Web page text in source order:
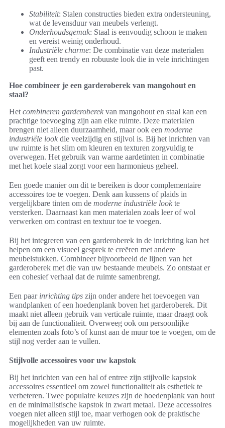
Stabiliteit: Stalen constructies bieden extra ondersteuning,
wat de levensduur van meubels verlengt.
Onderhoudsgemak: Staal is eenvoudig schoon te maken
en vereist weinig onderhoud.
Industriële charme: De combinatie van deze materialen
geeft een trendy en robuuste look die in vele inrichtingen
past.
Hoe combineer je een garderoberek van mangohout en
staal?
Het combineren garderoberek van mangohout en staal kan een
prachtige toevoeging zijn aan elke ruimte. Deze materialen
brengen niet alleen duurzaamheid, maar ook een moderne
industriële look die veelzijdig en stijlvol is. Bij het inrichten van
uw ruimte is het slim om kleuren en texturen zorgvuldig te
overwegen. Het gebruik van warme aardetinten in combinatie
met het koele staal zorgt voor een harmonieus geheel.
Een goede manier om dit te bereiken is door complementaire
accessoires toe te voegen. Denk aan kussens of plaids in
vergelijkbare tinten om de moderne industriële look te
versterken. Daarnaast kan men materialen zoals leer of wol
verwerken om contrast en textuur toe te voegen.
Bij het integreren van een garderoberek in de inrichting kan het
helpen om een visueel gesprek te creëren met andere
meubelstukken. Combineer bijvoorbeeld de lijnen van het
garderoberek met die van uw bestaande meubels. Zo ontstaat er
een cohesief verhaal dat de ruimte samenbrengt.
Een paar inrichting tips zijn onder andere het toevoegen van
wandplanken of een hoedenplank boven het garderoberek. Dit
maakt niet alleen gebruik van verticale ruimte, maar draagt ook
bij aan de functionaliteit. Overweeg ook om persoonlijke
elementen zoals foto’s of kunst aan de muur toe te voegen, om de
stijl nog verder aan te vullen.
Stijlvolle accessoires voor uw kapstok
Bij het inrichten van een hal of entree zijn stijlvolle kapstok
accessoires essentieel om zowel functionaliteit als esthetiek te
verbeteren. Twee populaire keuzes zijn de hoedenplank van hout
en de minimalistische kapstok in zwart metaal. Deze accessoires
voegen niet alleen stijl toe, maar verhogen ook de praktische
mogelijkheden van uw ruimte.